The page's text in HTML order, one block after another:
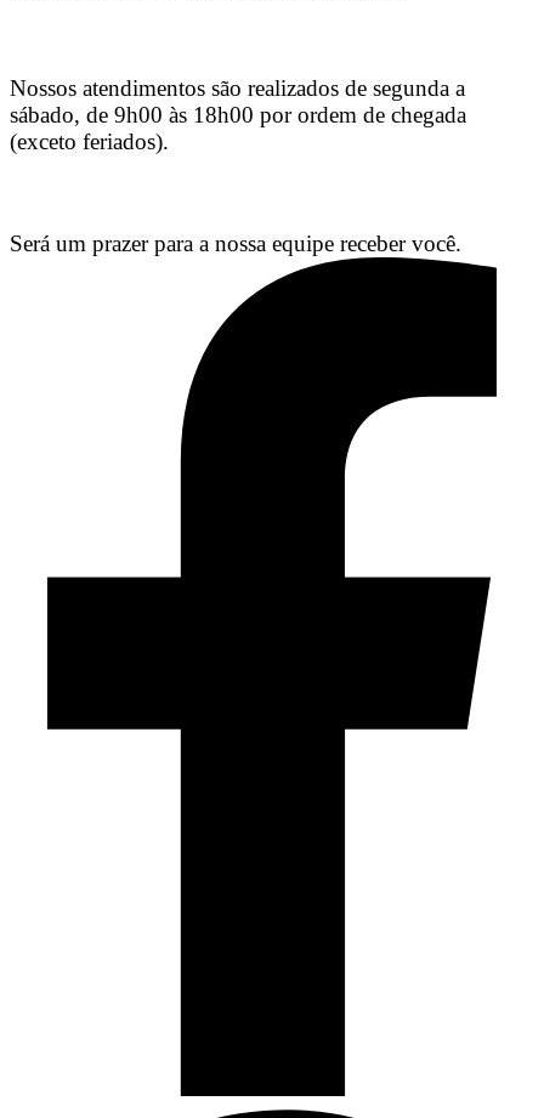
Nossos atendimentos são realizados de segunda a
sábado, de 9h00 às 18h00 por ordem de chegada
(exceto feriados).
Será um prazer para a nossa equipe receber você.